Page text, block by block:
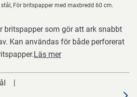
För britspapper med maxbredd 60 cm.
britspapper som gör att ark snabbt
Kan användas för både perforerat
Läs mer